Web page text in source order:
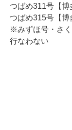
つばめ311号【博
つばめ315号【博
※みずほ号・さ
行なわない